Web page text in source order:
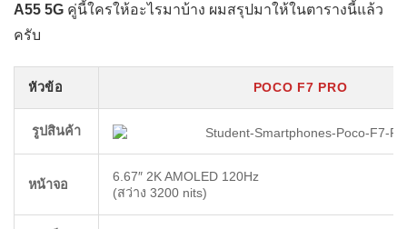
A55 5G คู่นี้ใครให้อะไรมาบ้าง ผมสรุปมาให้ในตารางนี้แล้ว
ครับ
หัวข้อ POCO F7 PRO
รูปสินค้า
หน้าจอ
6.67″ 2K AMOLED 120Hz
(สว่าง 3200 nits)